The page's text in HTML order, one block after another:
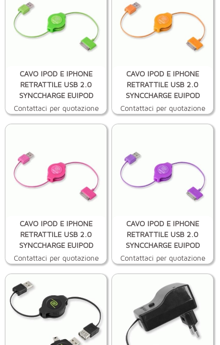
CAVO IPOD E IPHONE
RETRATTILE USB 2.0
SYNCCHARGE EUIPOD
Contattaci per quotazione
CAVO IPOD E IPHONE
RETRATTILE USB 2.0
SYNCCHARGE EUIPOD
Contattaci per quotazione
CAVO IPOD E IPHONE
RETRATTILE USB 2.0
SYNCCHARGE EUIPOD
Contattaci per quotazione
CAVO IPOD E IPHONE
RETRATTILE USB 2.0
SYNCCHARGE EUIPOD
Contattaci per quotazione